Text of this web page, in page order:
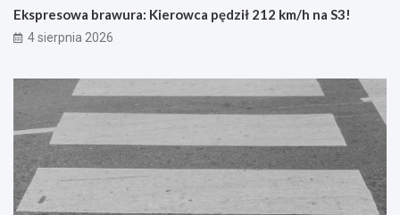
Ekspresowa brawura: Kierowca pędził 212 km/h na S3!
4 sierpnia 2026